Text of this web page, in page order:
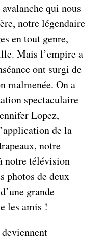
qui nous
notre légendaire
en tout genre,
Mais l’empire a
ont surgi de
malmenée. On a
spectaculaire
Lopez,
de la
notre
notre télévision
photos de deux
grande
les amis !